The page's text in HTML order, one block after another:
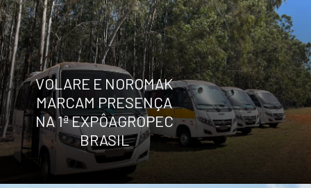
VOLARE E NOROMAK
MARCAM PRESENÇA
NA 1ª EXPÔAGROPEC
BRASIL